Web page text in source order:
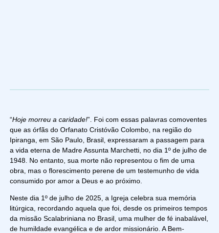
“Hoje morreu a caridade!”. Foi com essas palavras comoventes
que as órfãs do Orfanato Cristóvão Colombo, na região do
Ipiranga, em São Paulo, Brasil, expressaram a passagem para
a vida eterna de Madre Assunta Marchetti, no dia 1º de julho de
1948. No entanto, sua morte não representou o fim de uma
obra, mas o florescimento perene de um testemunho de vida
consumido por amor a Deus e ao próximo.
Neste dia 1º de julho de 2025, a Igreja celebra sua memória
litúrgica, recordando aquela que foi, desde os primeiros tempos
da missão Scalabriniana no Brasil, uma mulher de fé inabalável,
de humildade evangélica e de ardor missionário. A Bem-